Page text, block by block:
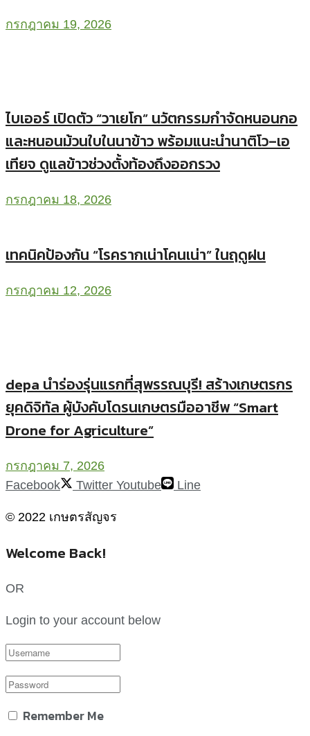
กรกฎาคม 19, 2026
ไบเออร์ เปิดตัว “วาเยโก” นวัตกรรมกำจัดหนอนกอ
และหนอนม้วนใบในนาข้าว พร้อมแนะนำนาติโว–เอ
เทียจ ดูแลข้าวช่วงตั้งท้องถึงออกรวง
กรกฎาคม 18, 2026
เทคนิคป้องกัน “โรครากเน่าโคนเน่า” ในฤดูฝน
กรกฎาคม 12, 2026
depa นำร่องรุ่นแรกที่สุพรรณบุรี! สร้างเกษตรกร
ยุคดิจิทัล ผู้บังคับโดรนเกษตรมืออาชีพ “Smart
Drone for Agriculture”
กรกฎาคม 7, 2026
Facebook
Twitter Youtube Line
© 2022 เกษตรสัญจร
Welcome Back!
OR
Login to your account below
Remember Me